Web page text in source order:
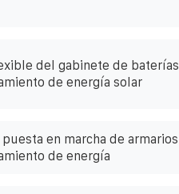
del gabinete de baterías
de energía solar
en marcha de armarios
de energía